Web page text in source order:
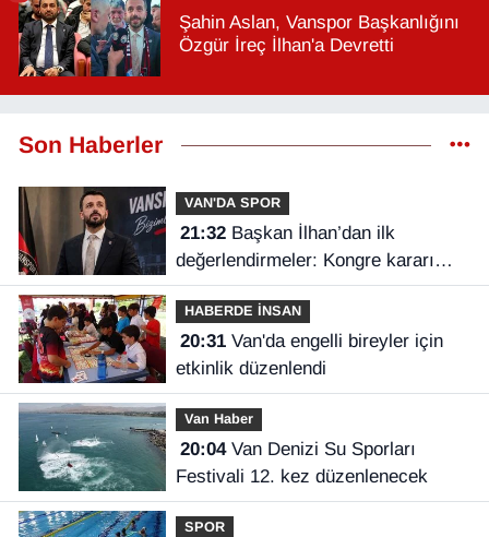
Şahin Aslan, Vanspor Başkanlığını
Özgür İreç İlhan'a Devretti
Son Haberler
VAN'DA SPOR
21:32Başkan İlhan’dan ilk
değerlendirmeler: Kongre kararı
Vanspor’u uçuruma sürükleyebilirdi!
HABERDE İNSAN
20:31Van'da engelli bireyler için
etkinlik düzenlendi
Van Haber
20:04Van Denizi Su Sporları
Festivali 12. kez düzenlenecek
SPOR